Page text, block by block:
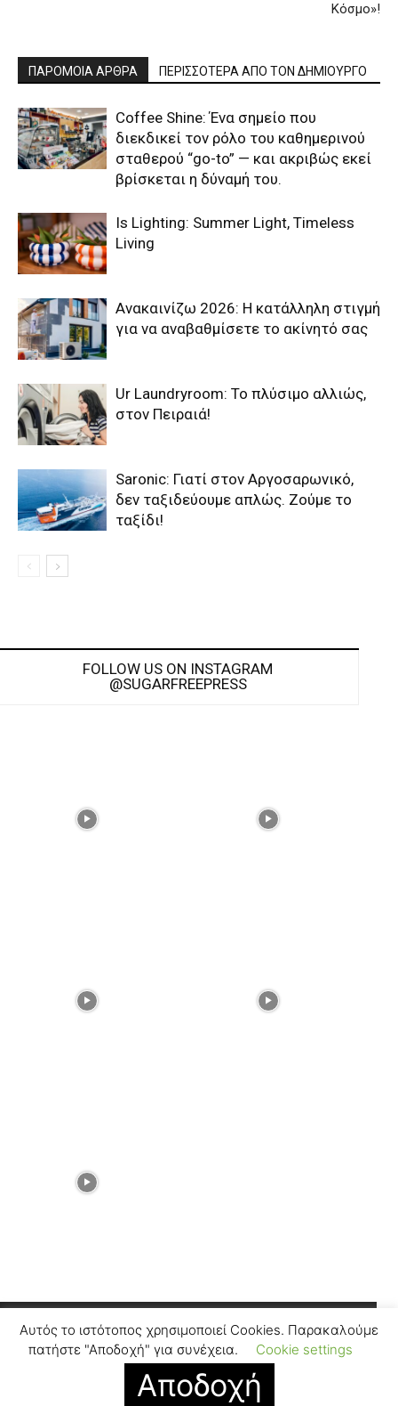
Κόσμο»!
ΠΑΡΟΜΟΙΑ ΑΡΘΡΑ ΠΕΡΙΣΣΟΤΕΡΑ ΑΠΟ ΤΟΝ ΔΗΜΙΟΥΡΓΟ
Coffee Shine: Ένα σημείο που
διεκδικεί τον ρόλο του καθημερινού
σταθερού “go-to” — και ακριβώς εκεί
βρίσκεται η δύναμή του.
Is Lighting: Summer Light, Timeless
Living
Ανακαινίζω 2026: Η κατάλληλη στιγμή
για να αναβαθμίσετε το ακίνητό σας
Ur Laundryroom: Το πλύσιμο αλλιώς,
στον Πειραιά!
Saronic: Γιατί στον Αργοσαρωνικό,
δεν ταξιδεύουμε απλώς. Ζούμε το
ταξίδι!
FOLLOW US ON INSTAGRAM
@SUGARFREEPRESS
Facebook Instagram
© SUGARFREEPRESS.GR 2024 Contact
Αυτός το ιστότοπος χρησιμοποιεί Cookies. Παρακαλούμε
πατήστε "Αποδοχή" για συνέχεια.
Cookie settings
Αποδοχή